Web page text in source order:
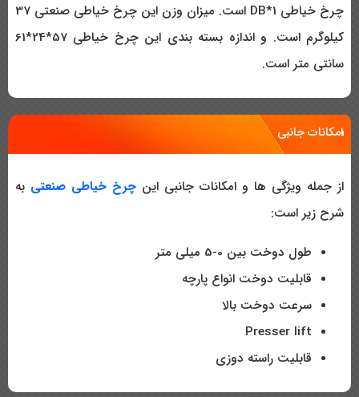
چرخ خیاطی DB*1 است. میزان وزن این چرخ خیاطی صنعتی 37
کیلوگرم است. و اندازه بسته بندی این چرخ خیاطی 57*24*61
سانتی متر است.
امکانات جانبی
از جمله ویژگی ها و امکانات جانبی اینچرخ خیاطی صنعتی به
شرح زیر است:
طول دوخت بین 0-5 میلی متر
قابلیت دوخت انواع پارچه
سرعت دوخت بالا
Presser lift
قابلیت راسته دوزی